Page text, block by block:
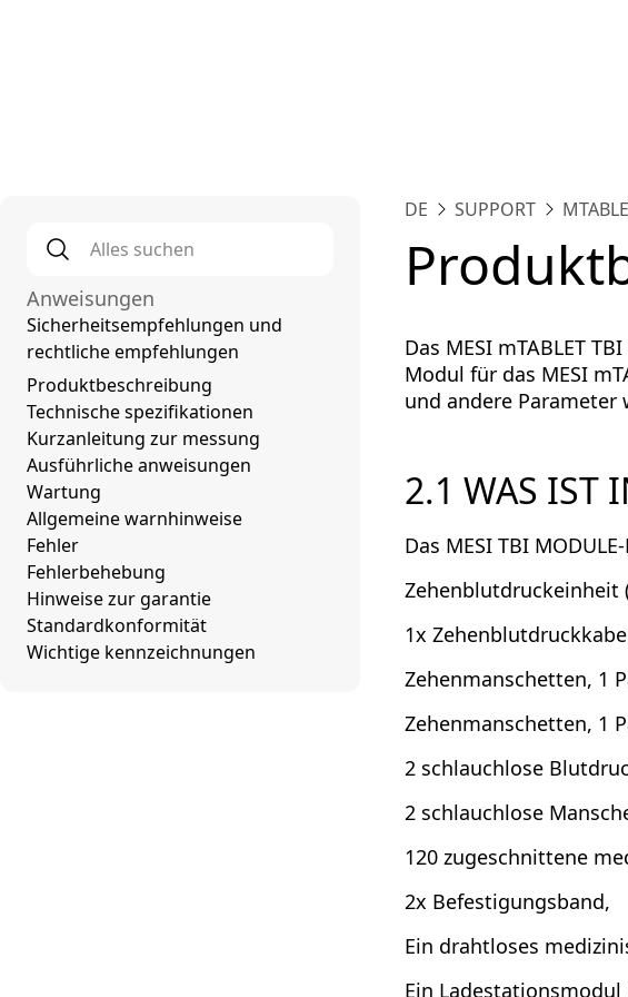
Anweisungen
Sicherheitsempfehlungen und
rechtliche empfehlungen
Produktbeschreibung
Technische spezifikationen
Kurzanleitung zur messung
Ausführliche anweisungen
Wartung
Allgemeine warnhinweise
Fehler
Fehlerbehebung
Hinweise zur garantie
Standardkonformität
Wichtige kennzeichnungen
DE SUPPORT
Das MESI mTABLET
Modul für das MESI
und andere Parameter
2.1 WAS IST
Das MESI TBI
Zehenblutdruckeinheit
1x
Zehenmanschetten, 1
Zehenmanschetten, 1
2 schlauchlose
2 schlauchlose
120 zugeschnittene
2x Befestigungsband,
Ein drahtloses
Ein